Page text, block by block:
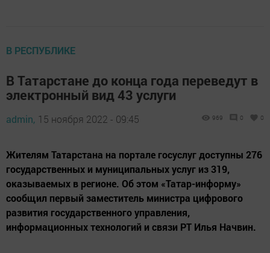
В РЕСПУБЛИКЕ
В Татарстане до конца года переведут в
электронный вид 43 услуги
admin, 15 ноября 2022 - 09:45 969 0 0
Жителям Татарстана на портале госуслуг доступны 276
государственных и муниципальных услуг из 319,
оказываемых в регионе. Об этом «Татар-информу»
сообщил первый заместитель министра цифрового
развития государственного управления,
информационных технологий и связи РТ Илья Начвин.